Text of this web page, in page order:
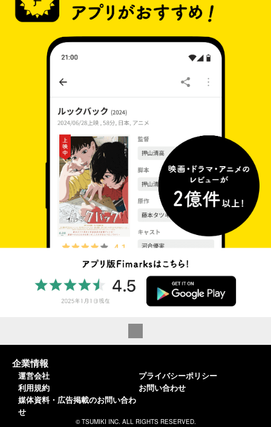
企業情報
運営会社
利用規約
媒体資料・広告掲載のお問い合わ
せ
プライバシーポリシー
お問い合わせ
© TSUMIKI INC. ALL RIGHTS RESERVED.